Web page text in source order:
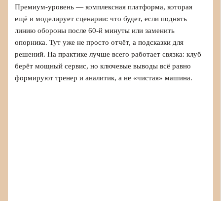
Премиум‑уровень — комплексная платформа, которая
ещё и моделирует сценарии: что будет, если поднять
линию обороны после 60‑й минуты или заменить
опорника. Тут уже не просто отчёт, а подсказки для
решений. На практике лучше всего работает связка: клуб
берёт мощный сервис, но ключевые выводы всё равно
формируют тренер и аналитик, а не «чистая» машина.